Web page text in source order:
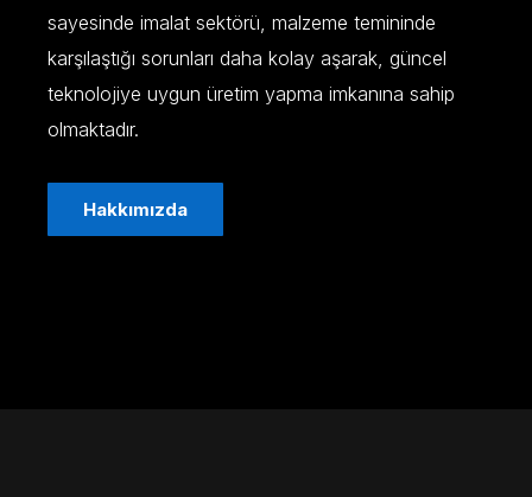
sayesinde imalat sektörü, malzeme temininde
karşılaştığı sorunları daha kolay aşarak, güncel
teknolojiye uygun üretim yapma imkanına sahip
olmaktadır.
Hakkımızda